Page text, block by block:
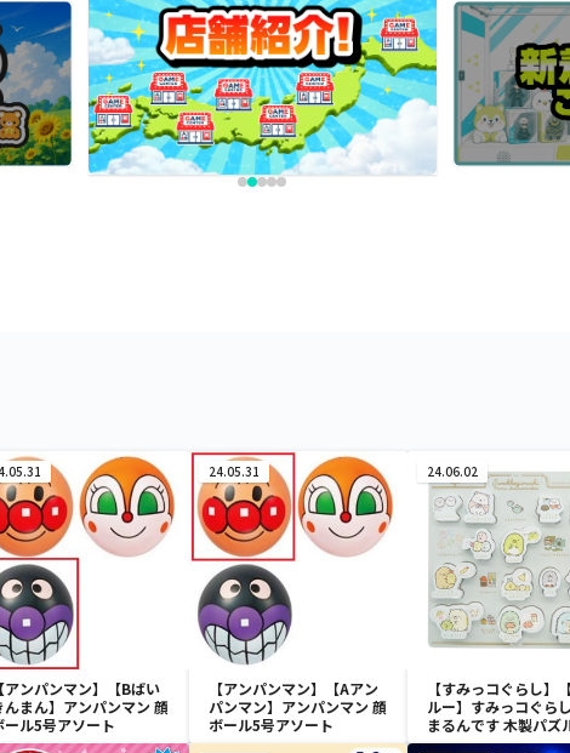
【アンパンマン】【Bばい
んまん】アンパンマン 顔
ール5号アソート
24.05.31
【アンパンマン】【Aアン
パンマン】アンパンマン 顔
ボール5号アソート
24.06.02
【すみっコぐらし】
ルー】すみっコぐら
まるんです 木製パズ